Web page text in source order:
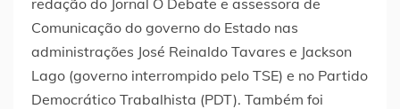
Comunicação do governo do Estado nas
administrações José Reinaldo Tavares e Jackson
Lago (governo interrompido pelo TSE) e no Partido
Democrático Trabalhista (PDT). Também foi